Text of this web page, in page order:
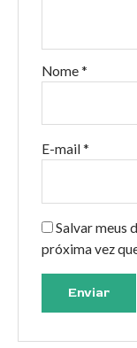
Nome *
E-mail *
Salvar meus
próxima vez